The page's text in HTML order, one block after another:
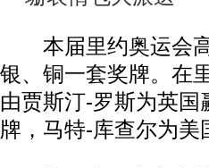
本届里约奥运会高
银、铜一套奖牌。在
由贾斯汀-罗斯为英
牌，马特-库查尔为美